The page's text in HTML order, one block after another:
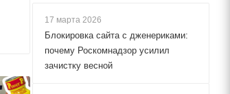
17 марта 2026
Блокировка сайта с дженериками:
почему Роскомнадзор усилил
зачистку весной